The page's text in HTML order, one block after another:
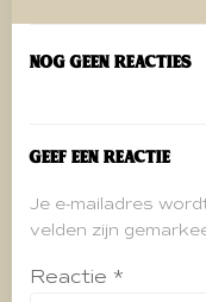
Nog geen reacties
Geef een reactie
Je e-mailadres
velden zijn
Reactie *